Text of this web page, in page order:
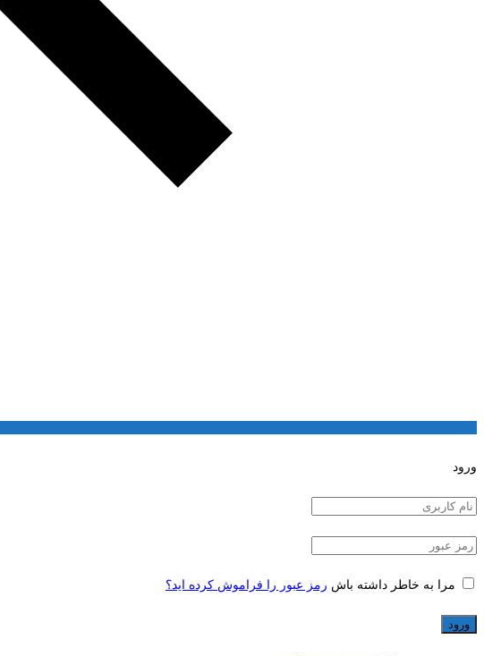
ورود
مرا به خاطر داشته باش رمز عبور را فراموش کرده اید؟